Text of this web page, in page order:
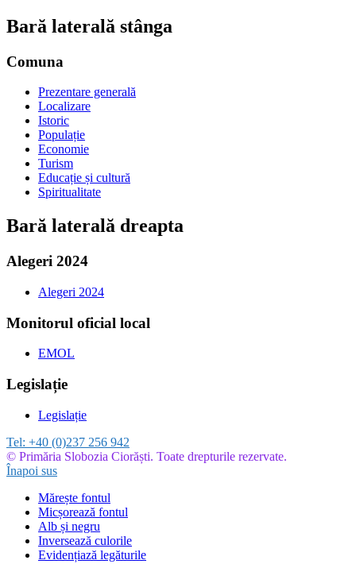
Bară laterală stânga
Comuna
Prezentare generală
Localizare
Istoric
Populație
Economie
Turism
Educație și cultură
Spiritualitate
Bară laterală dreapta
Alegeri 2024
Alegeri 2024
Monitorul oficial local
EMOL
Legislație
Legislație
Tel: +40 (0)237 256 942
© Primăria Slobozia Ciorăști. Toate drepturile rezervate.
Înapoi sus
Mărește fontul
Micșorează fontul
Alb și negru
Inversează culorile
Evidențiază legăturile